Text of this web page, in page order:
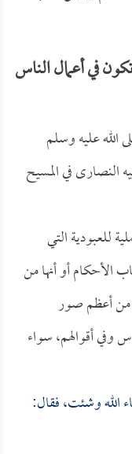
في أعمال الناس
الله عليه وسلم
النصارى في المسيح
للعبودية التي
الأحكام أو أنها من
من أعظم صور
وفي أقوالهم، سواء
الله وشئت، فقال: